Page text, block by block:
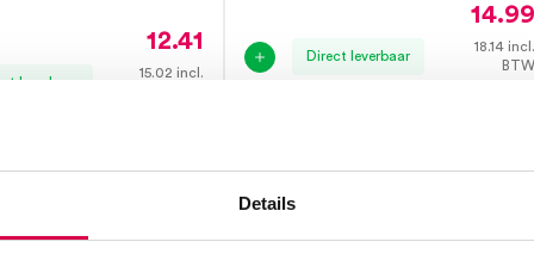
Details
leverbaar
12.41
15.02 incl.
Direct leverbaar
14.99
18.14 incl.
BTW